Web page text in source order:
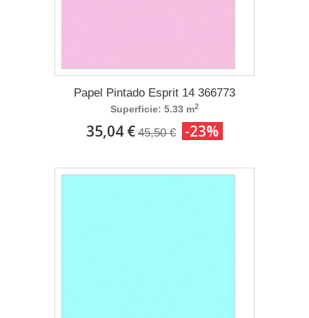
Papel Pintado Esprit 14 366773
Superficie: 5.33 m2
35,04 € 45,50 € -23%